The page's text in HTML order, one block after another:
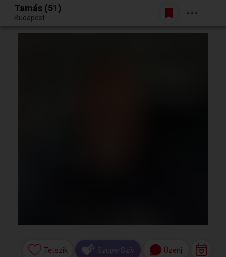
Egy jó randiból bármi lehet.
Belépés
Tamás (51)
Budapest
Tetszik SzuperSzív Üzenj